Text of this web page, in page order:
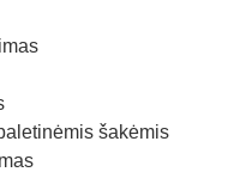
šakėmis